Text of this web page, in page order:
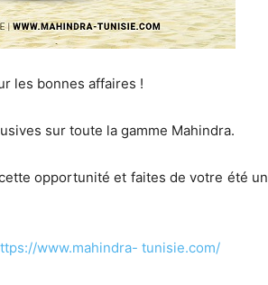
les bonnes affaires !
sur toute la gamme Mahindra.
opportunité et faites de votre été un
www.mahindra- tunisie.com/